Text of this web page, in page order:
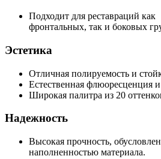
Подходит для реставраций как
фронтальных, так и боковых
Эстетика
Отличная полируемость и
Естественная флюоресценция
Широкая палитра из 20
Надежность
Высокая прочность,
наполненностью материала.